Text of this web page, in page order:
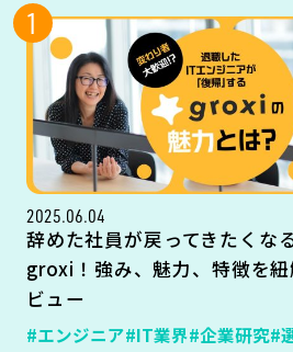
1
2025.06.04
辞めた社員が戻ってきたくな
groxi！強み、魅力、特徴を
ビュー
#エンジニア#IT業界#企業研究#